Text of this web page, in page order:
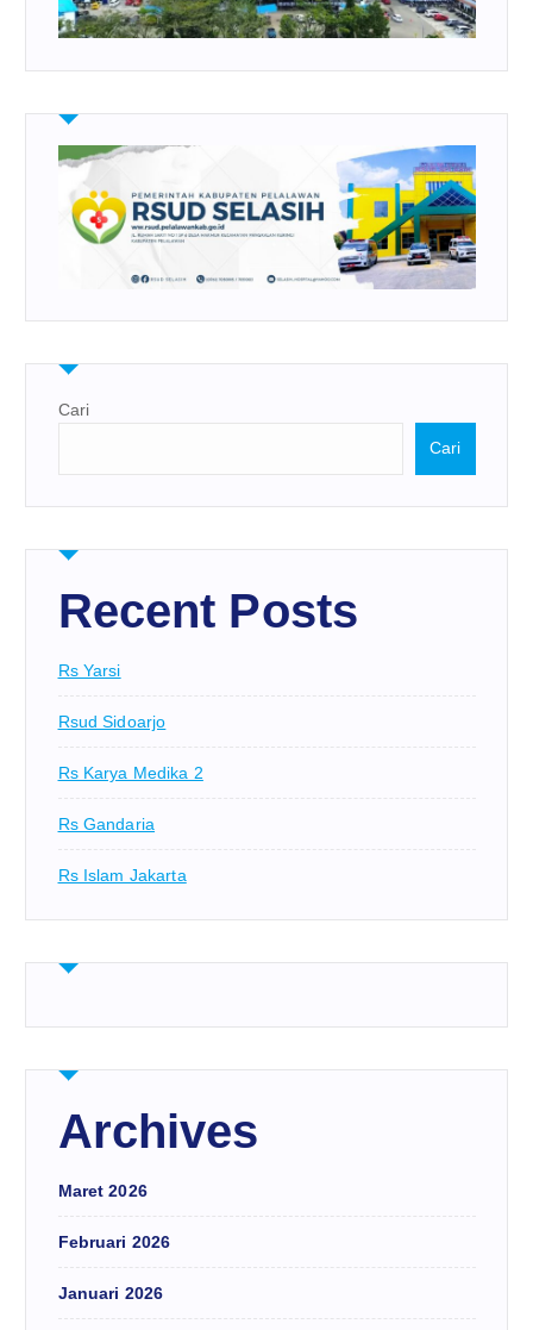
Cari
Cari
Recent Posts
Rs Yarsi
Rsud Sidoarjo
Rs Karya Medika 2
Rs Gandaria
Rs Islam Jakarta
Archives
Maret 2026
Februari 2026
Januari 2026